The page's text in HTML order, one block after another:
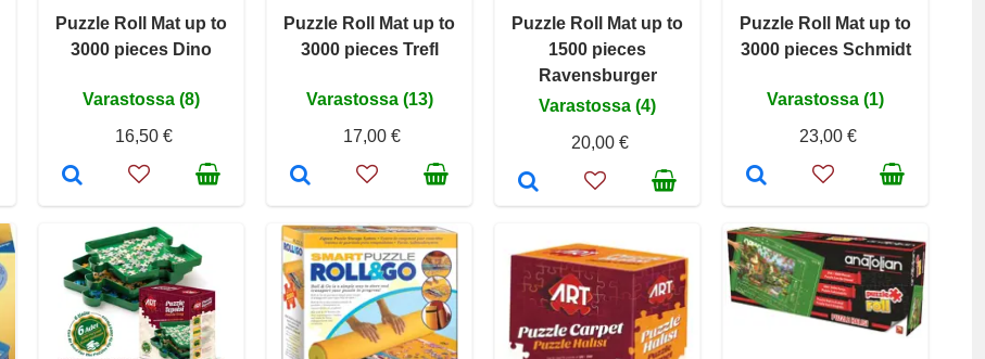
Puzzle Roll Mat up to
3000 pieces Dino
Varastossa (8)
16,50 €
Puzzle Roll Mat up to
3000 pieces Trefl
Varastossa (13)
17,00 €
Puzzle Roll Mat up to
1500 pieces
Ravensburger
Varastossa (4)
20,00 €
Puzzle Roll Mat up to
3000 pieces Schmidt
Varastossa (1)
23,00 €